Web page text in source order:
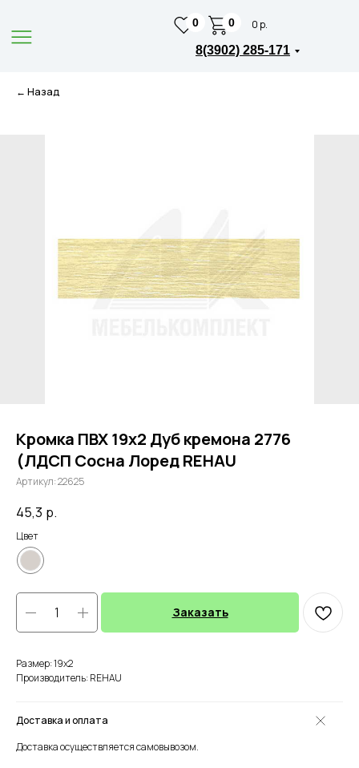
8(3902) 285-171
0 0 р.
0
← Назад
Кромка ПВХ 19х2 Дуб кремона 2776
(ЛДСП Сосна Лоред REHAU
Артикул:22625
45,3 р.
Цвет
Заказать
Размер: 19х2
Производитель: REHAU
Доставка и оплата
Доставка осуществляется самовывозом.